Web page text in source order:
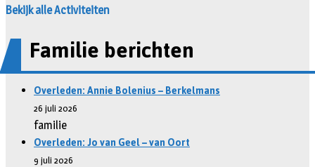
Bekijk alle Activiteiten
Familie berichten
Overleden: Annie Bolenius – Berkelmans
26 juli 2026
familie
Overleden: Jo van Geel – van Oort
9 juli 2026